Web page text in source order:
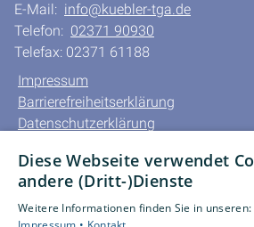
E-Mail: info@kuebler-tga.de
Telefon: 02371 90930
Telefax: 02371 61188
Impressum
Barrierefreiheitserklärung
Datenschutzerklärung
Unsere Bereiche
Privatkunden
Diese Webseite verwendet
andere (Dritt-)Dienste
Weitere Informationen finden Sie in unseren: